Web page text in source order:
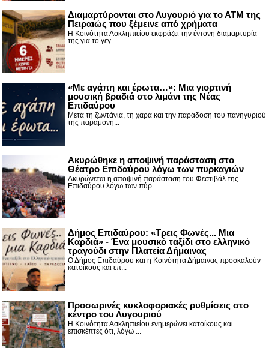
Διαμαρτύρονται στο Λυγουριό για το ΑΤΜ της
Πειραιώς που ξέμεινε από χρήματα
Η Κοινότητα Ασκληπιείου εκφράζει την έντονη διαμαρτυρία
της για το γεγ...
«Με αγάπη και έρωτα…»: Μια γιορτινή
μουσική βραδιά στο λιμάνι της Νέας
Επιδαύρου
Μετά τη ζωντάνια, τη χαρά και την παράδοση του πανηγυριού
της παραμονή...
Ακυρώθηκε η αποψινή παράσταση στο
Θέατρο Επιδαύρου λόγω των πυρκαγιών
Ακυρώνεται η αποψινή παράσταση του Φεστιβάλ της
Επιδαύρου λόγω των πύρ...
Δήμος Επιδαύρου: «Τρεις Φωνές... Μια
Καρδιά» - Ένα μουσικό ταξίδι στο ελληνικό
τραγούδι στην Πλατεία Δήμαινας
Ο Δήμος Επιδαύρου και η Κοινότητα Δήμαινας προσκαλούν
κατοίκους και επ...
Προσωρινές κυκλοφοριακές ρυθμίσεις στο
κέντρο του Λυγουριού
Η Κοινότητα Ασκληπιείου ενημερώνει κατοίκους και
επισκέπτες ότι, λόγω ...